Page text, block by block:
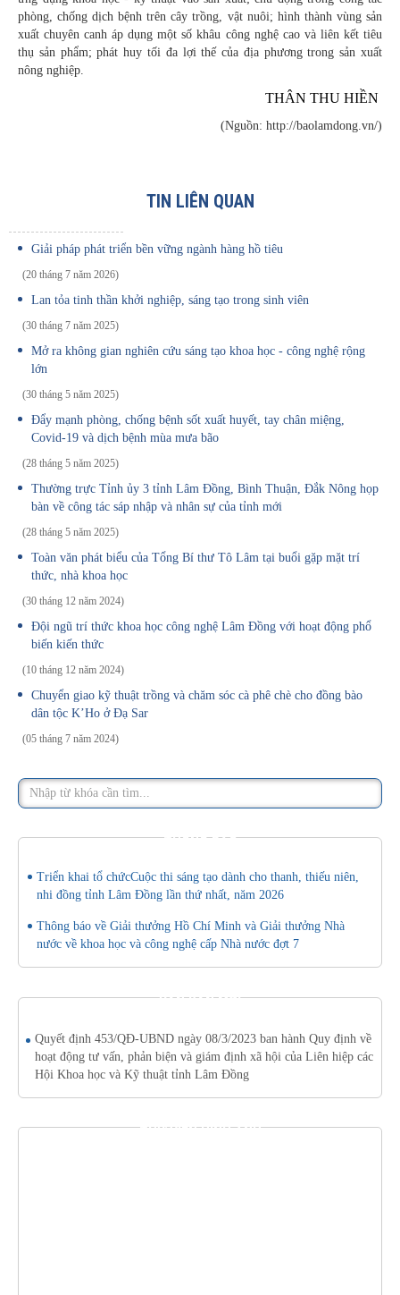
phòng, chống dịch bệnh trên cây trồng, vật nuôi; hình thành vùng sản
xuất chuyên canh áp dụng một số khâu công nghệ cao và liên kết tiêu
thụ sản phẩm; phát huy tối đa lợi thế của địa phương trong sản xuất
nông nghiệp.
THÂN THU HIỀN
(Nguồn: http://baolamdong.vn/)
TIN LIÊN QUAN
Giải pháp phát triển bền vững ngành hàng hồ tiêu
(20 tháng 7 năm 2026)
Lan tỏa tinh thần khởi nghiệp, sáng tạo trong sinh viên
(30 tháng 7 năm 2025)
Mở ra không gian nghiên cứu sáng tạo khoa học - công nghệ rộng
lớn
(30 tháng 5 năm 2025)
Đẩy mạnh phòng, chống bệnh sốt xuất huyết, tay chân miệng,
Covid-19 và dịch bệnh mùa mưa bão
(28 tháng 5 năm 2025)
Thường trực Tỉnh ủy 3 tỉnh Lâm Đồng, Bình Thuận, Đắk Nông họp
bàn về công tác sáp nhập và nhân sự của tỉnh mới
(28 tháng 5 năm 2025)
Toàn văn phát biểu của Tổng Bí thư Tô Lâm tại buổi gặp mặt trí
thức, nhà khoa học
(30 tháng 12 năm 2024)
Đội ngũ trí thức khoa học công nghệ Lâm Đồng với hoạt động phổ
biến kiến thức
(10 tháng 12 năm 2024)
Chuyển giao kỹ thuật trồng và chăm sóc cà phê chè cho đồng bào
dân tộc K’Ho ở Đạ Sar
(05 tháng 7 năm 2024)
THÔNG BÁO
Triển khai tổ chứcCuộc thi sáng tạo dành cho thanh, thiếu niên,
nhi đồng tỉnh Lâm Đồng lần thứ nhất, năm 2026
Thông báo về Giải thưởng Hồ Chí Minh và Giải thưởng Nhà
nước về khoa học và công nghệ cấp Nhà nước đợt 7
VĂN BẢN MỚI
Quyết định 453/QĐ-UBND ngày 08/3/2023 ban hành Quy định về
hoạt động tư vấn, phản biện và giám định xã hội của Liên hiệp các
Hội Khoa học và Kỹ thuật tỉnh Lâm Đồng
THƯ VIỆN HÌNH ẢNH